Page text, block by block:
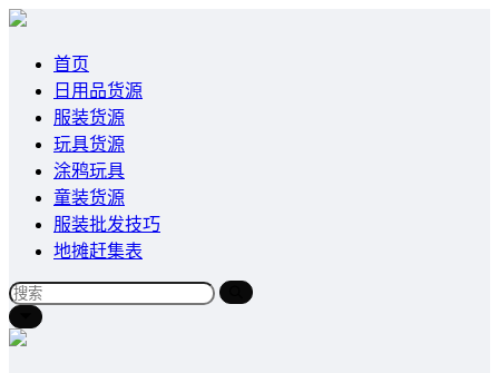
首页
日用品货源
服装货源
玩具货源
涂鸦玩具
童装货源
服装批发技巧
地摊赶集表